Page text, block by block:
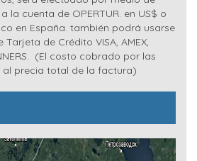
la cuenta de OPERTUR. en US$ o
en España. también podrá usarse
de Crédito VISA, AMEX,
(El costo cobrado por las
precia total de la factura)